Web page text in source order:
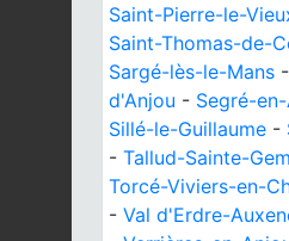
Saint-Pierre-le-
Saint-Thomas-de-
Sargé-lès-le-Mans -
d'Anjou - Segré-
Sillé-le-Guillaume -
- Tallud-Sainte-
Torcé-Viviers-en-
- Val d'Erdre-